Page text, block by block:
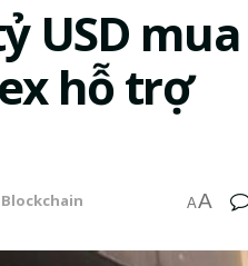
USD mua
hỗ trợ
AA